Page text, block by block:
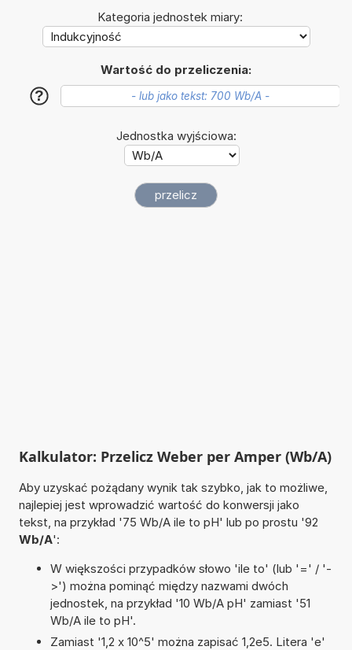
Kategoria jednostek miary:
Wartość do przeliczenia:
?
Jednostka wyjściowa:
Kalkulator: Przelicz Weber per Amper (Wb/A)
Aby uzyskać pożądany wynik tak szybko, jak to możliwe,
najlepiej jest wprowadzić wartość do konwersji jako
tekst, na przykład '75 Wb/A ile to pH' lub po prostu '92
Wb/A':
W większości przypadków słowo 'ile to' (lub '=' / '-
>') można pominąć między nazwami dwóch
jednostek, na przykład '10 Wb/A pH' zamiast '51
Wb/A ile to pH'.
Zamiast '1,2 x 10^5' można zapisać 1,2e5. Litera 'e'